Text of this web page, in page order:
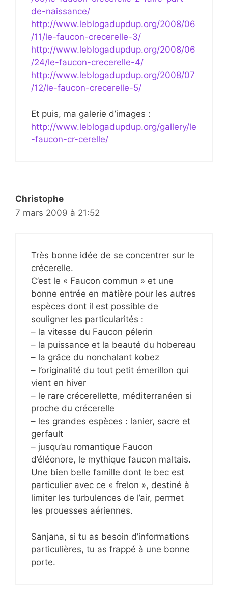
de-naissance/
http://www.leblogadupdup.org/2008/06
/11/le-faucon-crecerelle-3/
http://www.leblogadupdup.org/2008/06
/24/le-faucon-crecerelle-4/
http://www.leblogadupdup.org/2008/07
/12/le-faucon-crecerelle-5/
Et puis, ma galerie d’images :
http://www.leblogadupdup.org/gallery/le
-faucon-cr-cerelle/
Christophe
7 mars 2009 à 21:52
Très bonne idée de se concentrer sur le
crécerelle.
C’est le « Faucon commun » et une
bonne entrée en matière pour les autres
espèces dont il est possible de
souligner les particularités :
– la vitesse du Faucon pélerin
– la puissance et la beauté du hobereau
– la grâce du nonchalant kobez
– l’originalité du tout petit émerillon qui
vient en hiver
– le rare crécerellette, méditerranéen si
proche du crécerelle
– les grandes espèces : lanier, sacre et
gerfault
– jusqu’au romantique Faucon
d’éléonore, le mythique faucon maltais.
Une bien belle famille dont le bec est
particulier avec ce « frelon », destiné à
limiter les turbulences de l’air, permet
les prouesses aériennes.
Sanjana, si tu as besoin d’informations
particulières, tu as frappé à une bonne
porte.